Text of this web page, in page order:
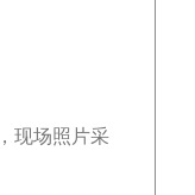
现场照片采